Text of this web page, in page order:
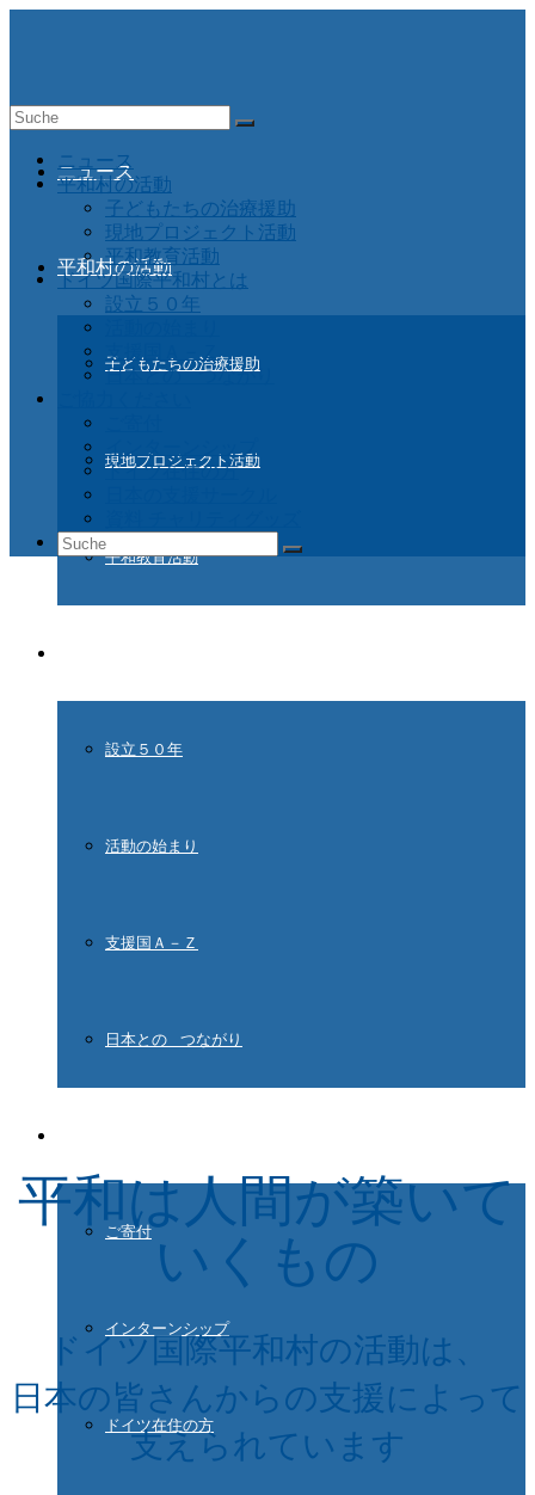
ニュース
平和村の活動
子どもたちの治療援助
現地プロジェクト活動
平和教育活動
設立５０年
活動の始まり
支援国Ａ－Ｚ
日本との つながり
ご寄付
インターンシップ
ドイツ在住の方
Suche
ニュース
平和村の活動
子どもたちの治療援助
現地プロジェクト活動
平和教育活動
ドイツ国際平和村とは
設立５０年
支援国Ａ－Ｚ
日本との つながり
インターンシップ
ドイツ在住の方
Suche
nach:
平和は人間が築いて
いくもの
ドイツ国際平和村の活動は、
日本の皆さんからの支援によって
支えられています